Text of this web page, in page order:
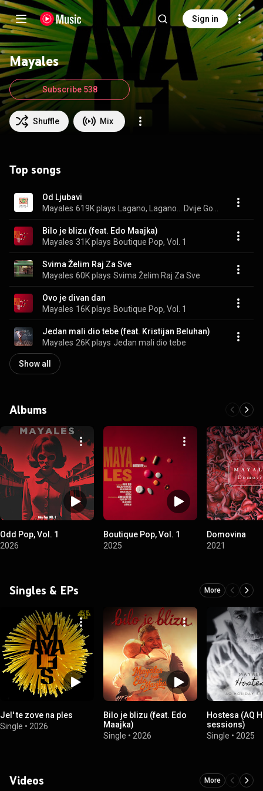
Sign in
Mayales
Shuffle Mix
Subscribe 538
Top songs
Od Ljubavi
Mayales 619K plays
Bilo je blizu (feat. Edo Maajka)
Mayales 31K plays Boutique Pop, Vol. 1
Svima Želim Raj Za Sve
Mayales 60K plays Svima Želim Raj Za Sve
Ovo je divan dan
Mayales 16K plays Boutique Pop, Vol. 1
Jedan mali dio tebe (feat. Kristijan Beluhan)
Mayales 26K plays Jedan mali dio tebe
Show all
Albums
Odd Pop, Vol. 1
2026
Boutique Pop, Vol. 1
2025
Domovina
2021
Singles & EPs More
Jel' te zove na ples
Single • 2026
Bilo je blizu (feat. Edo
Maajka)
Single • 2026
Hostesa (AQ
sessions)
Single • 2025
Videos More